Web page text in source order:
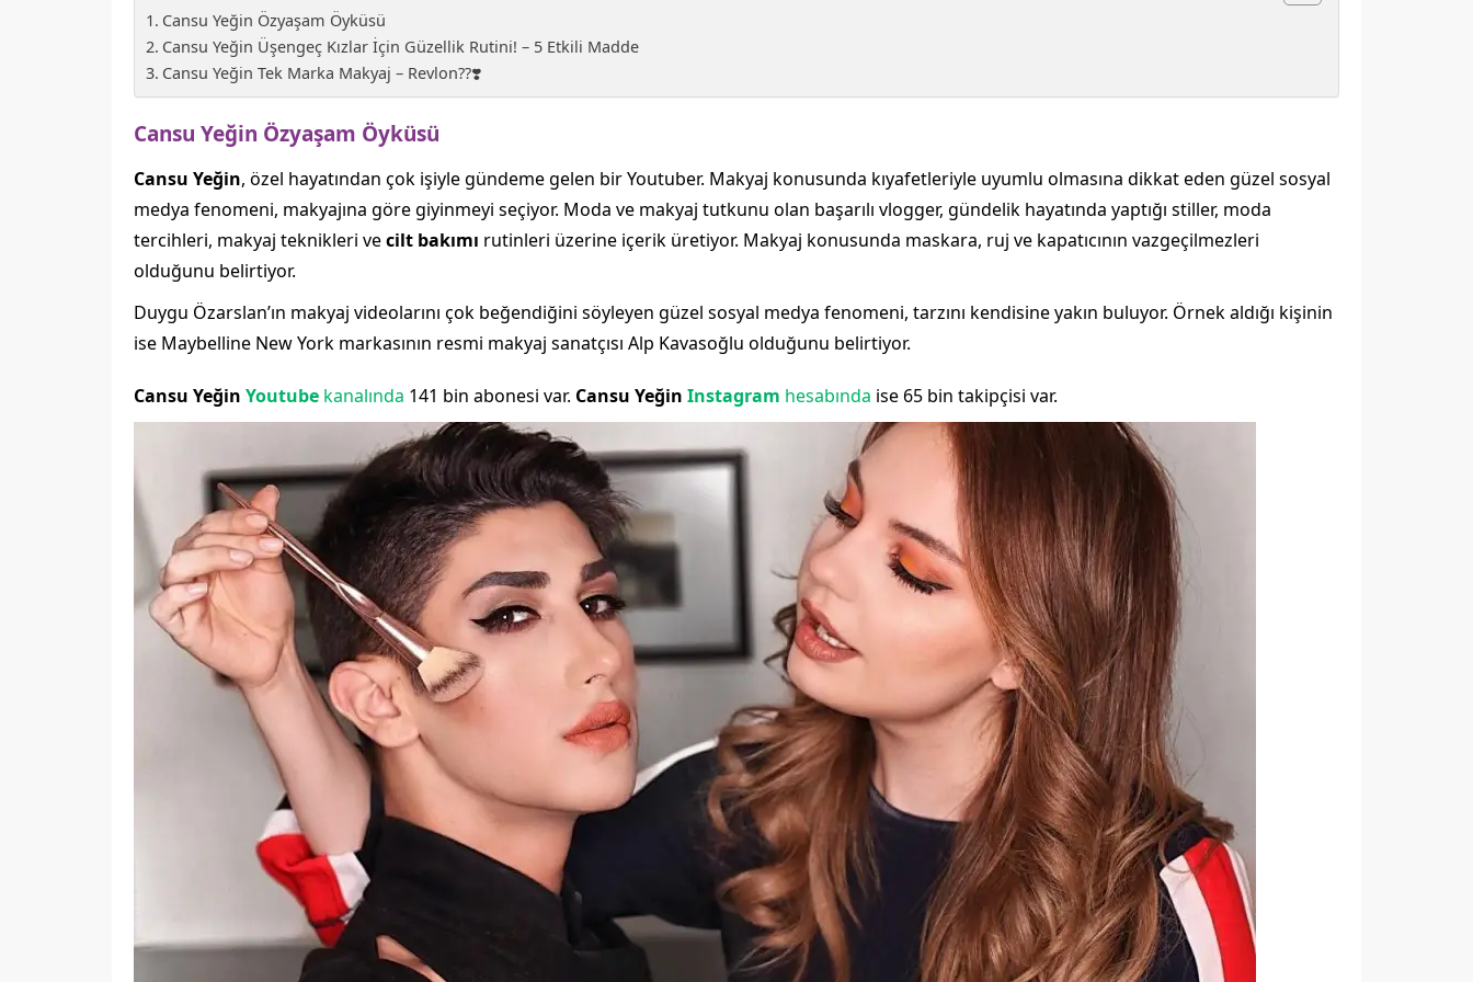
Cansu Yeğin Özyaşam Öyküsü
Cansu Yeğin Üşengeç Kızlar İçi̇n Güzelli̇k Ruti̇ni̇! – 5 Etkili Madde
Cansu Yeğin Tek Marka Makyaj – Revlon??❣️
Cansu Yeğin Özyaşam Öyküsü
Cansu Yeğin, özel hayatından çok işiyle gündeme gelen bir Youtuber. Makyaj konusunda kıyafetleriyle uyumlu olmasına dikkat eden güzel sosyal
medya fenomeni, makyajına göre giyinmeyi seçiyor. Moda ve makyaj tutkunu olan başarılı vlogger, gündelik hayatında yaptığı stiller, moda
tercihleri, makyaj teknikleri vecilt bakımı rutinleri üzerine içerik üretiyor. Makyaj konusunda maskara, ruj ve kapatıcının vazgeçilmezleri
olduğunu belirtiyor.
Duygu Özarslan’ın makyaj videolarını çok beğendiğini söyleyen güzel sosyal medya fenomeni, tarzını kendisine yakın buluyor. Örnek aldığı kişinin
ise Maybelline New York markasının resmi makyaj sanatçısı Alp Kavasoğlu olduğunu belirtiyor.
Cansu Yeğin Youtube kanalında 141 bin abonesi var. Cansu Yeğin Instagram hesabında ise 65 bin takipçisi var.